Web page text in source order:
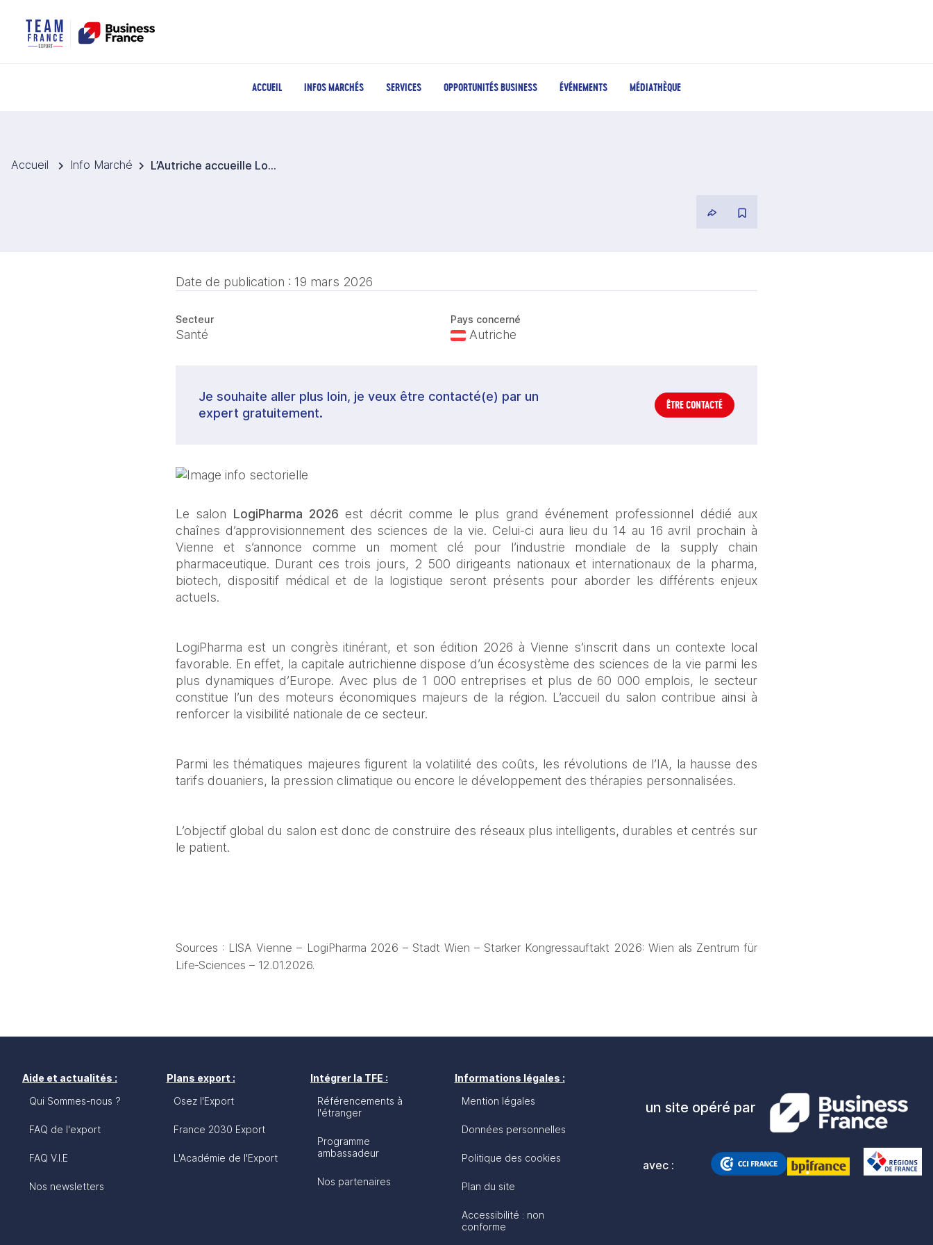
ACCUEIL INFOS MARCHÉS SERVICES OPPORTUNITÉS BUSINESS ÉVÉNEMENTS MÉDIATHÈQUE
Accueil Info Marché L’Autriche accueille LogiPharma 2026 : l’industrie face à ses nouveaux défis
Date de publication : 19 mars 2026
Secteur
Santé
Pays concerné
Autriche
Je souhaite aller plus loin, je veux être contacté(e) par un
expert gratuitement.
ÊTRE CONTACTÉ
Le salon LogiPharma 2026 est décrit comme le plus grand événement professionnel dédié aux
chaînes d’approvisionnement des sciences de la vie. Celui-ci aura lieu du 14 au 16 avril prochain à
Vienne et s’annonce comme un moment clé pour l’industrie mondiale de la supply chain
pharmaceutique. Durant ces trois jours, 2 500 dirigeants nationaux et internationaux de la pharma,
biotech, dispositif médical et de la logistique seront présents pour aborder les différents enjeux
actuels.
LogiPharma est un congrès itinérant, et son édition 2026 à Vienne s’inscrit dans un contexte local
favorable. En effet, la capitale autrichienne dispose d’un écosystème des sciences de la vie parmi les
plus dynamiques d’Europe. Avec plus de 1 000 entreprises et plus de 60 000 emplois, le secteur
constitue l’un des moteurs économiques majeurs de la région. L’accueil du salon contribue ainsi à
renforcer la visibilité nationale de ce secteur.
Parmi les thématiques majeures figurent la volatilité des coûts, les révolutions de l’IA, la hausse des
tarifs douaniers, la pression climatique ou encore le développement des thérapies personnalisées.
L’objectif global du salon est donc de construire des réseaux plus intelligents, durables et centrés sur
le patient.
Sources : LISA Vienne – LogiPharma 2026 – Stadt Wien – Starker Kongressauftakt 2026: Wien als Zentrum für
Life‑Sciences – 12.01.2026.
Aide et actualités :
Qui Sommes-nous ?
FAQ de l'export
FAQ V.I.E
Nos newsletters
Plans export :
Osez l'Export
France 2030 Export
L'Académie de l'Export
Intégrer la TFE :
Référencements à
l'étranger
Programme
ambassadeur
Nos partenaires
Informations légales :
Mention légales
Données personnelles
Politique des cookies
Plan du site
Accessibilité : non
conforme
un site opéré par
avec :